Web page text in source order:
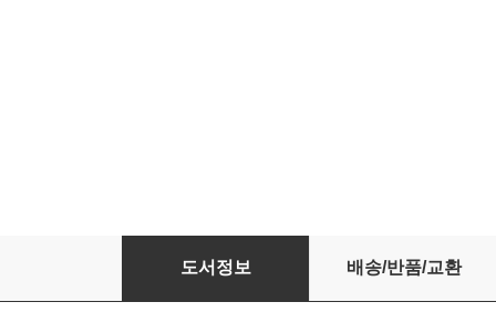
2026 고등학교 통합사회 1 평가문제집 (천재
도서정보 배송/반품/교환